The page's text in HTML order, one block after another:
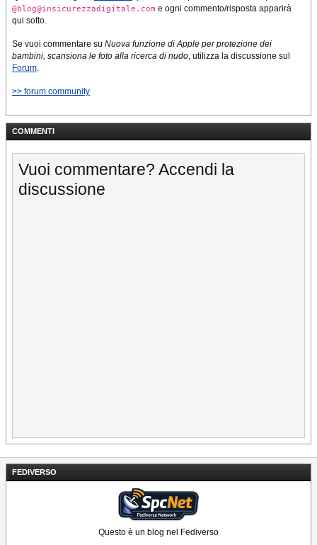
FEDIVERSO
Questo è un blog nel Fediverso
@blog@insicurezzadigitale.com e ogni commento/risposta apparirà
qui sotto.
Se vuoi commentare su Nuova funzione di Apple per protezione dei
bambini, scansiona le foto alla ricerca di nudo, utilizza la discussione sul
Forum.
>> forum community
COMMENTI
Vuoi commentare? Accendi la
discussione